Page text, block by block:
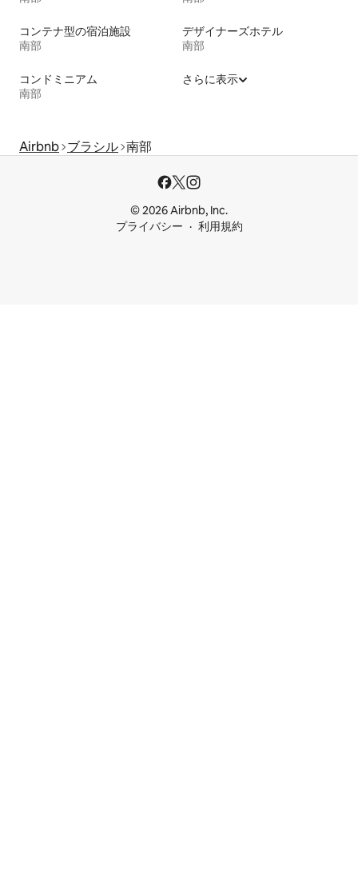
コンテナ型の宿泊施設
南部
デザイナーズホテル
南部
コンドミニアム
南部
さらに表示
Airbnb ブラシル 南部
© 2026 Airbnb, Inc.
プライバシー
利用規約